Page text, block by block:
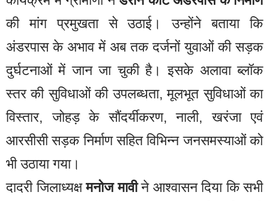
की मांग प्रमुखता से उठाई। उन्होंने बताया कि
अंडरपास के अभाव में अब तक दर्जनों युवाओं की सड़क
दुर्घटनाओं में जान जा चुकी है। इसके अलावा ब्लॉक
स्तर की सुविधाओं की उपलब्धता, मूलभूत सुविधाओं का
विस्तार, जोहड़ के सौंदर्यीकरण, नाली, खरंजा एवं
आरसीसी सड़क निर्माण सहित विभिन्न जनसमस्याओं को
भी उठाया गया।
दादरी जिलाध्यक्षमनोज मावीने आश्वासन दिया कि सभी